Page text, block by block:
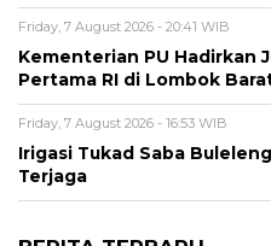
Friday, 7 August 2026 - 20:41 WIB
Kementerian PU Hadirkan
Pertama RI di Lombok
Friday, 7 August 2026 - 16:53 WIB
Irigasi Tukad Saba
Terjaga